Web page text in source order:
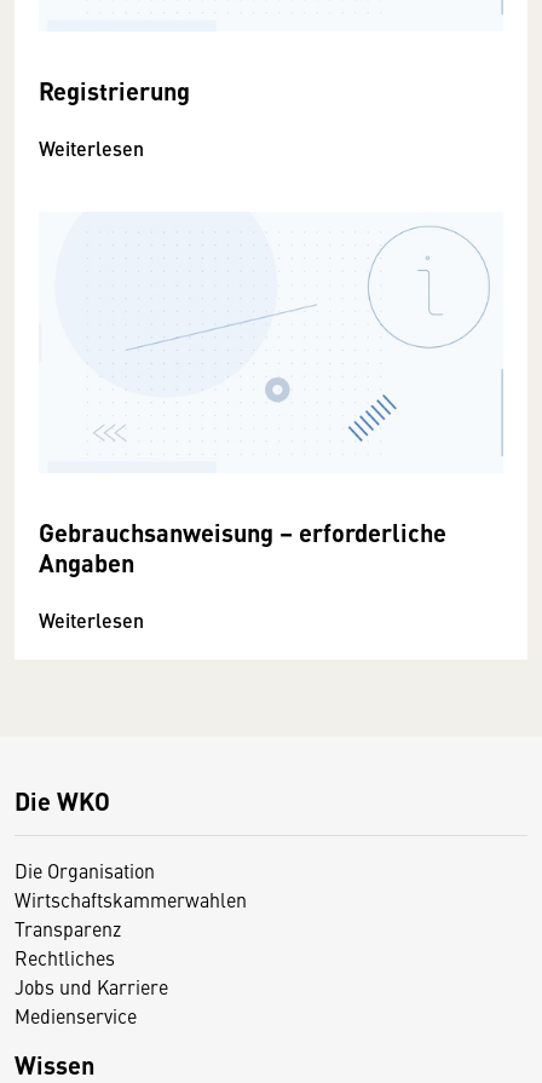
Registrierung
Weiterlesen
Gebrauchsanweisung – erforderliche
Angaben
Weiterlesen
Die WKO
Die Organisation
Wirtschaftskammerwahlen
Transparenz
Rechtliches
Jobs und Karriere
Medienservice
Wissen